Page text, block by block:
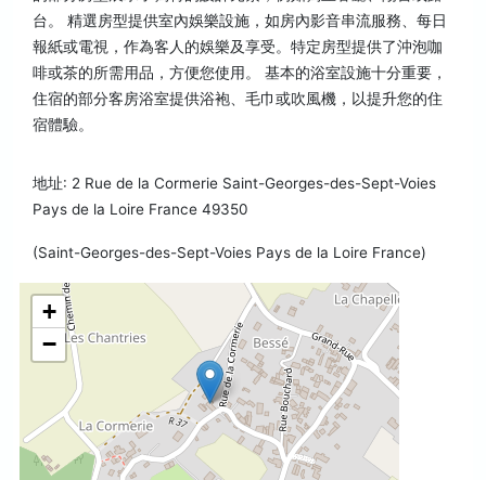
台。 精選房型提供室內娛樂設施，如房內影音串流服務、每日
報紙或電視，作為客人的娛樂及享受。特定房型提供了沖泡咖
啡或茶的所需用品，方便您使用。 基本的浴室設施十分重要，
住宿的部分客房浴室提供浴袍、毛巾或吹風機，以提升您的住
宿體驗。
地址: 2 Rue de la Cormerie Saint-Georges-des-Sept-Voies
Pays de la Loire France 49350
(Saint-Georges-des-Sept-Voies Pays de la Loire France)
+
−